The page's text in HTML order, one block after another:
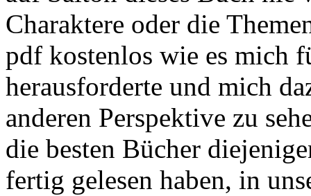
Charaktere oder die
pdf kostenlos wie es mich
herausforderte und mich
anderen Perspektive zu
die besten Bücher
fertig gelesen haben, in